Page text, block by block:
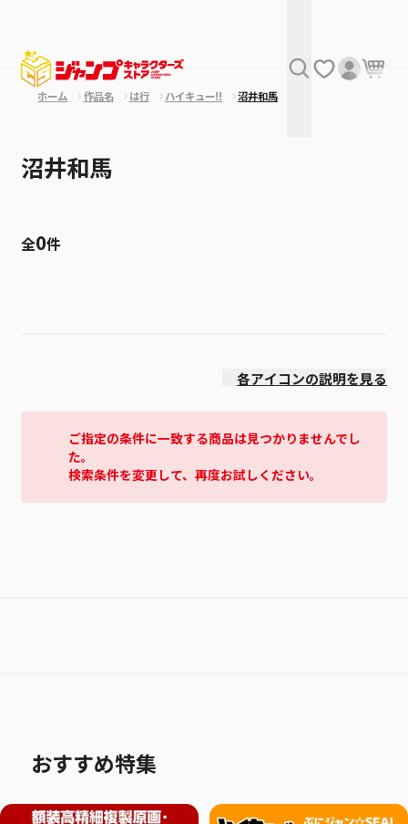
ホーム 作品名 は行 ハイキュー!! 沼井和馬
沼井和馬
全0件
各アイコンの説明を見る
ご指定の条件に一致する商品は見つかりませんでし
た。
検索条件を変更して、再度お試しください。
おすすめ特集